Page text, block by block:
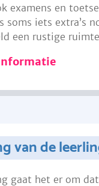
examens en
soms iets extra’s
een rustige
van de
gaat het er om